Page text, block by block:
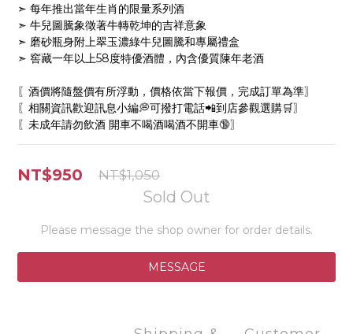
➣ 每年推出當年生肖的限量系列酒
➣ 牛兒圖騰象徵著牛轉乾坤的吉祥意象
➣ 磨砂瓶身附上翠玉濃綠牛兒圖騰和專屬禮盒
➣ 窖藏一年以上58度特優酒體，內含優質陳年老酒
〖酒價將隨盤價有所浮動，價格依當下報價，完成訂單為準〗
〖相關資訊歡迎訊息小編💭可撥打電話📲到店參觀選購🛒〗
〖未成年請勿飲酒 開車不喝酒喝酒不開車🔞〗
NT$950 NT$1,050
Sold Out
Please message the shop owner for order details.
MESSAGE